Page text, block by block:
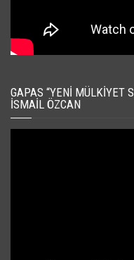
GAPAS “YENI MÜLKIYET
İSMAIL ÖZCAN